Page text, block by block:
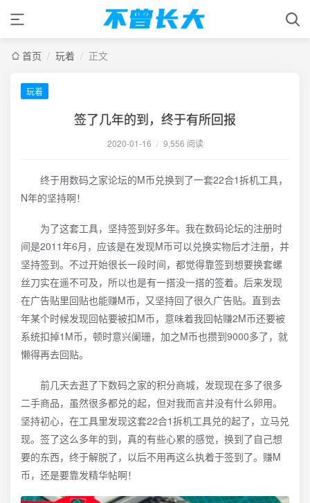
首页 / 玩着 / 正文
玩着
签了几年的到，终于有所回报
2020-01-16 / 9,556 阅读
终于用数码之家论坛的M币兑换到了一套22合1拆机工具，
N年的坚持啊！
为了这套工具，坚持签到好多年。我在数码论坛的注册时
间是2011年6月，应该是在发现M币可以兑换实物后才注册，并
坚持签到。不过开始很长一段时间，都觉得靠签到想要换套螺
丝刀实在遥不可及，所以也是有一搭没一搭的签着。后来发现
在广告贴里回贴也能赚M币，又坚持回了很久广告贴。直到去
年某个时候发现回帖要被扣M币，意味着我回帖赚2M币还要被
系统扣掉1M币，顿时意兴阑珊，加之M币也攒到9000多了，就
懒得再去回贴。
前几天去逛了下数码之家的积分商城，发现现在多了很多
二手商品，虽然很多都兑的起，但对我而言并没有什么卵用。
坚持初心，在工具里发现这套22合1拆机工具兑的起了，立马兑
现。签了这么多年的到，真的有些心累的感觉，换到了自己想
要的东西，终于解脱了，以后不用再这么执着于签到了。赚M
币，还是要靠发精华帖啊！